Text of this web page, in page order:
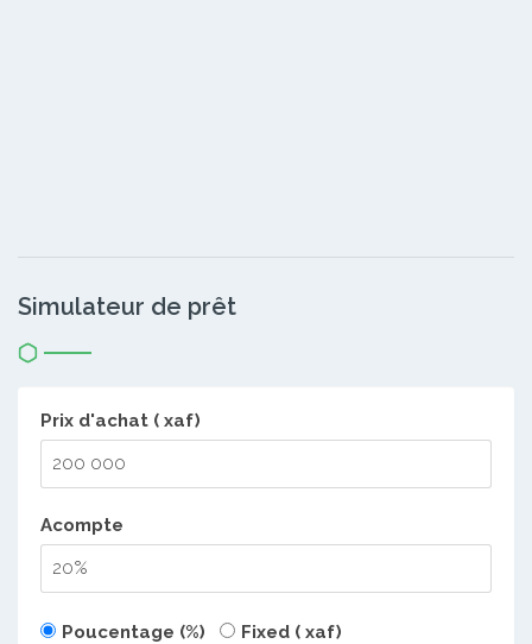
Simulateur de prêt
Prix d'achat ( xaf)
Acompte
Poucentage (%) Fixed ( xaf)